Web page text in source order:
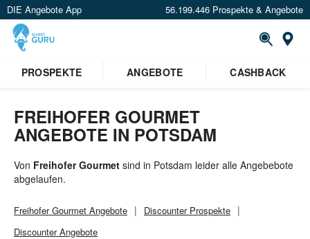
DIE Angebote App 56.199.446 Prospekte & Angebote
Standort festlegen
PROSPEKTE ANGEBOTE CASHBACK
FREIHOFER GOURMET
ANGEBOTE IN POTSDAM
Von Freihofer Gourmet sind in Potsdam leider alle Angebebote
abgelaufen.
Freihofer Gourmet Angebote DiscounterProspekte
DiscounterAngebote